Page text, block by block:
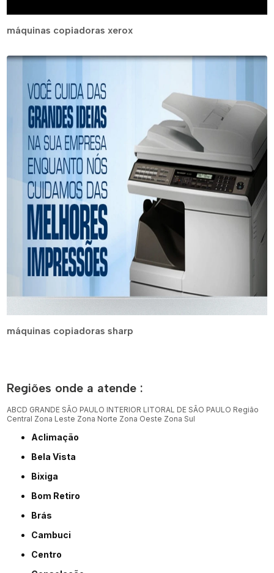
máquinas copiadoras xerox
máquinas copiadoras sharp
Regiões onde a atende :
ABCD GRANDE SÃO PAULO INTERIOR LITORAL DE SÃO PAULO Região
Central Zona Leste Zona Norte Zona Oeste Zona Sul
Aclimação
Bela Vista
Bixiga
Bom Retiro
Brás
Cambuci
Centro